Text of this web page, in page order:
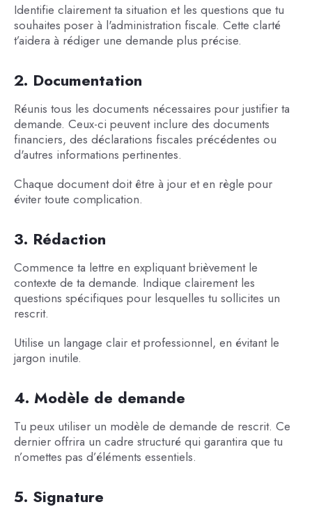
Identifie clairement ta situation et les questions que tu
souhaites poser à l'administration fiscale. Cette clarté
t’aidera à rédiger une demande plus précise.
2. Documentation
Réunis tous les documents nécessaires pour justifier ta
demande. Ceux-ci peuvent inclure des documents
financiers, des déclarations fiscales précédentes ou
d'autres informations pertinentes.
Chaque document doit être à jour et en règle pour
éviter toute complication.
3. Rédaction
Commence ta lettre en expliquant brièvement le
contexte de ta demande. Indique clairement les
questions spécifiques pour lesquelles tu sollicites un
rescrit.
Utilise un langage clair et professionnel, en évitant le
jargon inutile.
4. Modèle de demande
Tu peux utiliser un modèle de demande de rescrit. Ce
dernier offrira un cadre structuré qui garantira que tu
n’omettes pas d’éléments essentiels.
5. Signature